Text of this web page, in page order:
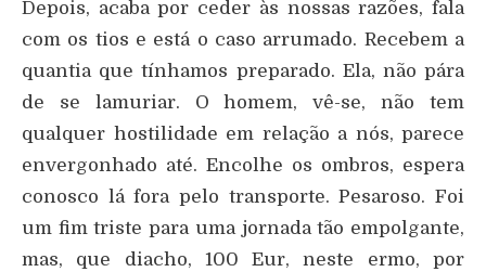
Depois, acaba por ceder às nossas razões, fala
com os tios e está o caso arrumado. Recebem a
quantia que tínhamos preparado. Ela, não pára
de se lamuriar. O homem, vê-se, não tem
qualquer hostilidade em relação a nós, parece
envergonhado até. Encolhe os ombros, espera
conosco lá fora pelo transporte. Pesaroso. Foi
um fim triste para uma jornada tão empolgante,
mas, que diacho, 100 Eur, neste ermo, por